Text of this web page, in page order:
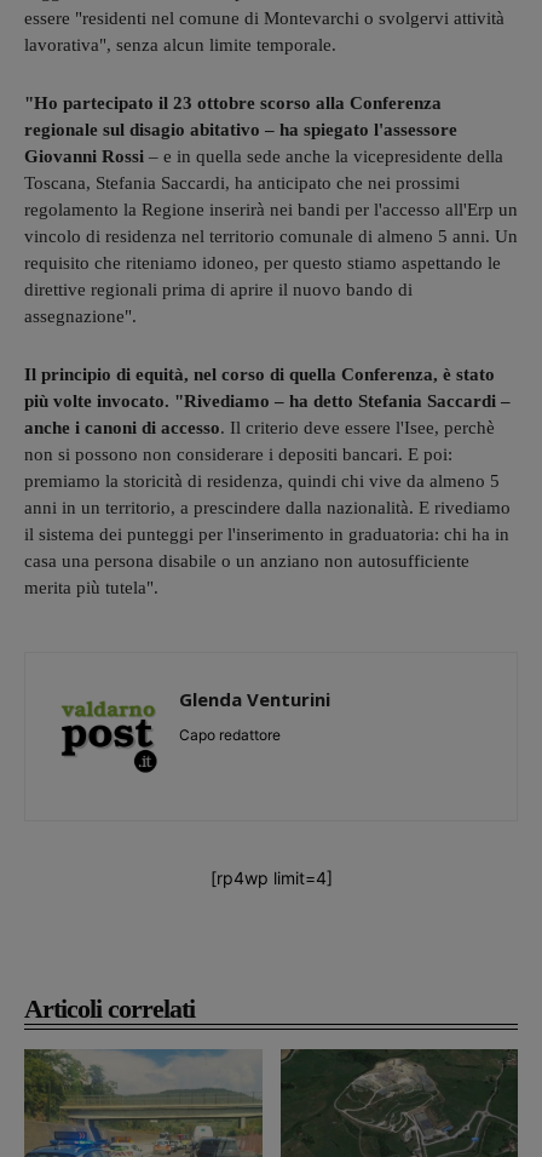
Articoli correlati
essere "residenti nel comune di Montevarchi o svolgervi attività
lavorativa", senza alcun limite temporale.
"Ho partecipato il 23 ottobre scorso alla Conferenza
regionale sul disagio abitativo – ha spiegato l'assessore
Giovanni Rossi – e in quella sede anche la vicepresidente della
Toscana, Stefania Saccardi, ha anticipato che nei prossimi
regolamento la Regione inserirà nei bandi per l'accesso all'Erp un
vincolo di residenza nel territorio comunale di almeno 5 anni. Un
requisito che riteniamo idoneo, per questo stiamo aspettando le
direttive regionali prima di aprire il nuovo bando di
assegnazione".
Il principio di equità, nel corso di quella Conferenza, è stato
più volte invocato. "Rivediamo – ha detto Stefania Saccardi –
anche i canoni di accesso. Il criterio deve essere l'Isee, perchè
non si possono non considerare i depositi bancari. E poi:
premiamo la storicità di residenza, quindi chi vive da almeno 5
anni in un territorio, a prescindere dalla nazionalità. E rivediamo
il sistema dei punteggi per l'inserimento in graduatoria: chi ha in
casa una persona disabile o un anziano non autosufficiente
merita più tutela".
Glenda Venturini
Capo redattore
[rp4wp limit=4]